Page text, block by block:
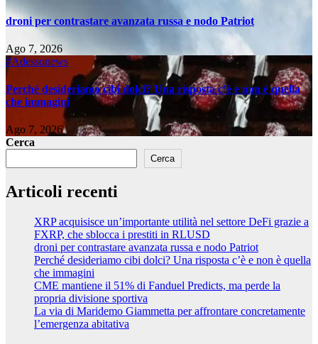
droni per contrastare avanzata russa e nodo Patriot
Ago 7, 2026
#Adessonews
Perché desideriamo cibi dolci? Una risposta c’è e non è quella
che immagini
Ago 7, 2026
Cerca
Cerca
Articoli recenti
XRP acquisisce un’importante utilità nel settore DeFi grazie a
FXRP, che sblocca i prestiti in RLUSD
droni per contrastare avanzata russa e nodo Patriot
Perché desideriamo cibi dolci? Una risposta c’è e non è quella
che immagini
CME mantiene il 51% di Fanduel Predicts, ma perde la
propria divisione sportiva
La via di Maridemo Giammetta per affrontare concretamente
l’emergenza abitativa